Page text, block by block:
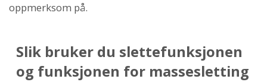
oppmerksom på.
Slik bruker du slettefunksjonen
og funksjonen for massesletting